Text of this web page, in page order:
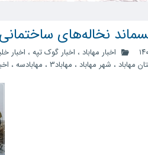
نخاله‌های
اخبار مهاباد ، اخبار گوک تپه ، اخبار
مهاباد ، شهر مهاباد ، مهاباد3 ، مهابادسه ،